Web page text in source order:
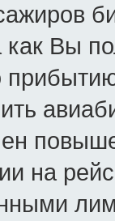
как Вы
на